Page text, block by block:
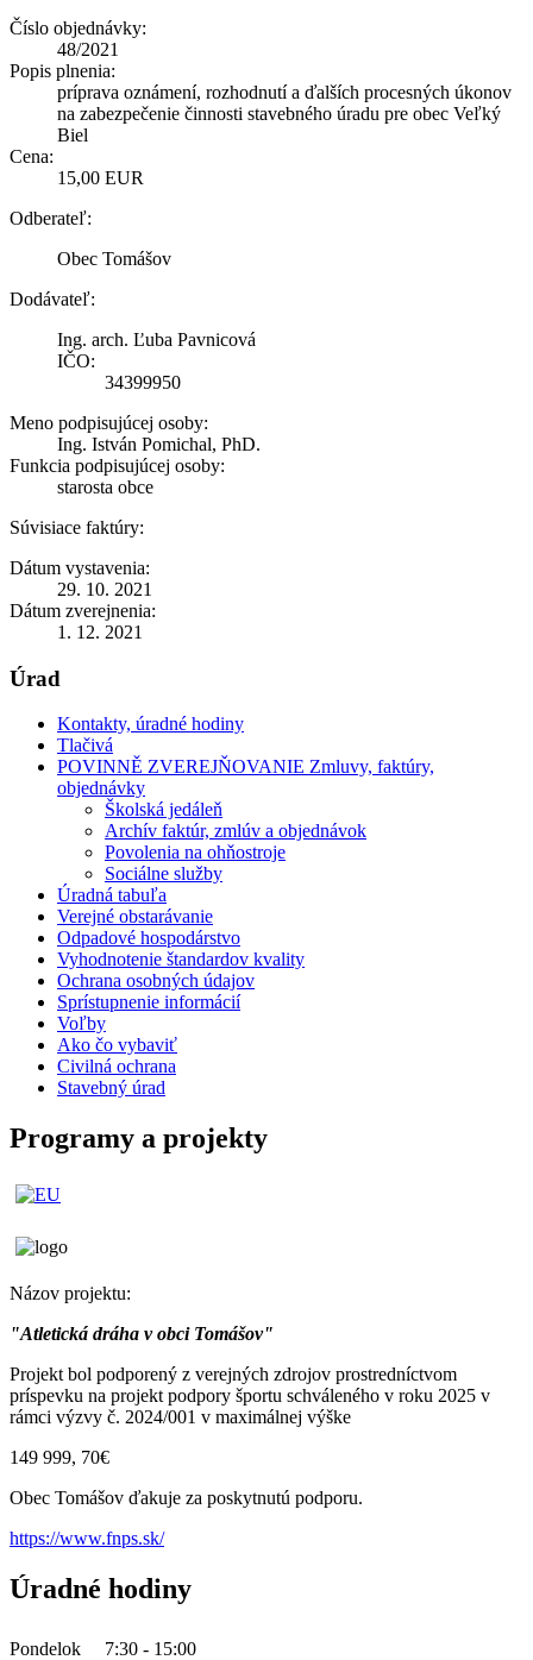
Číslo objednávky:
48/2021
Popis plnenia:
príprava oznámení, rozhodnutí a ďalších procesných úkonov
na zabezpečenie činnosti stavebného úradu pre obec Veľký
Biel
Cena:
15,00 EUR
Odberateľ:
Obec Tomášov
Dodávateľ:
Ing. arch. Ľuba Pavnicová
IČO:
34399950
Meno podpisujúcej osoby:
Ing. István Pomichal, PhD.
Funkcia podpisujúcej osoby:
starosta obce
Súvisiace faktúry:
Dátum vystavenia:
29. 10. 2021
Dátum zverejnenia:
1. 12. 2021
Úrad
Kontakty, úradné hodiny
Tlačivá
POVINNĚ ZVEREJŇOVANIE Zmluvy, faktúry,
objednávky
Školská jedáleň
Archív faktúr, zmlúv a objednávok
Povolenia na ohňostroje
Sociálne služby
Úradná tabuľa
Verejné obstarávanie
Odpadové hospodárstvo
Vyhodnotenie štandardov kvality
Ochrana osobných údajov
Sprístupnenie informácií
Voľby
Ako čo vybaviť
Civilná ochrana
Stavebný úrad
Programy a projekty
Názov projektu:
"Atletická dráha v obci Tomášov"
Projekt bol podporený z verejných zdrojov prostredníctvom
príspevku na projekt podpory športu schváleného v roku 2025 v
rámci výzvy č. 2024/001 v maximálnej výške
149 999, 70€
Obec Tomášov ďakuje za poskytnutú podporu.
https://www.fnps.sk/
Úradné hodiny
Pondelok 7:30 - 15:00